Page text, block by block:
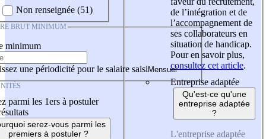
Non renseignée (51)
BRUT MINIMUM
minimum
une périodicité pour le salaire saisi
parmi les 1ers à postuler
serez-vous parmi les
premiers à postuler ?
de l’intégration et de
l’accompagnement de
ses collaborateurs en
situation de handicap.
Pour en savoir plus,
consultez cet article.
Entreprise adaptée
Qu'est-ce qu'une
entreprise adaptée
?
L'entreprise adaptée